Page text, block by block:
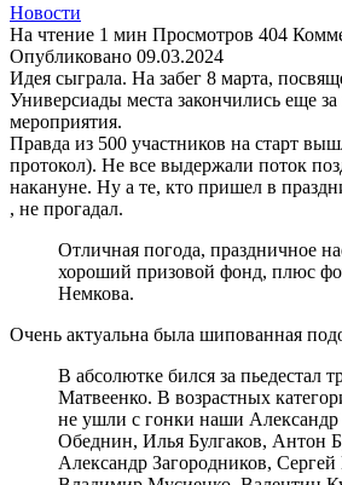
Новости
На чтение 1 мин Просмотров 404
Опубликовано 09.03.2024
Идея сыграла. На забег 8 марта,
Универсиады места закончились еще
мероприятия.
Правда из 500 участников на старт
протокол). Не все выдержали поток
накануне. Ну а те, кто пришел в
, не прогадал.
Отличная погода, праздничное
хороший призовой фонд, плюс
Немкова.
Очень актуальна была шипованная
В абсолютке бился за пьедестал
Матвеенко. В возрастных
не ушли с гонки наши
Обеднин, Илья Булгаков, Антон
Александр Загородников, Сергей